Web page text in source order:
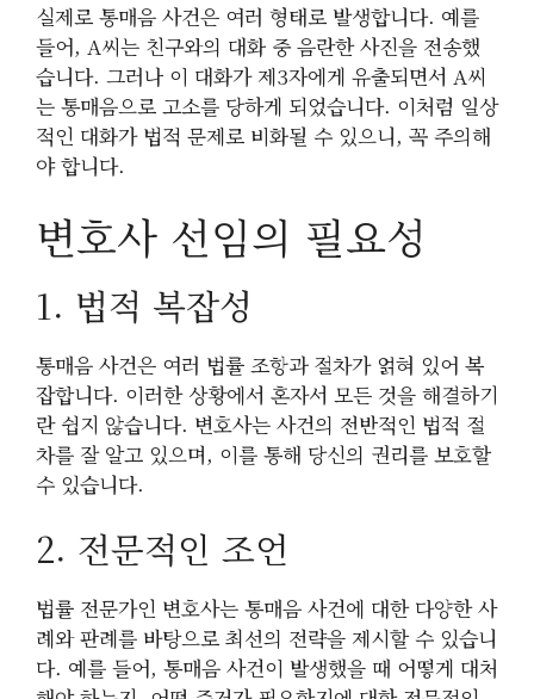
실제로 통매음 사건은 여러 형태로 발생합니다. 예를
들어, A씨는 친구와의 대화 중 음란한 사진을 전송했
습니다. 그러나 이 대화가 제3자에게 유출되면서 A씨
는 통매음으로 고소를 당하게 되었습니다. 이처럼 일상
적인 대화가 법적 문제로 비화될 수 있으니, 꼭 주의해
야 합니다.
변호사 선임의 필요성
1. 법적 복잡성
통매음 사건은 여러 법률 조항과 절차가 얽혀 있어 복
잡합니다. 이러한 상황에서 혼자서 모든 것을 해결하기
란 쉽지 않습니다. 변호사는 사건의 전반적인 법적 절
차를 잘 알고 있으며, 이를 통해 당신의 권리를 보호할
수 있습니다.
2. 전문적인 조언
법률 전문가인 변호사는 통매음 사건에 대한 다양한 사
례와 판례를 바탕으로 최선의 전략을 제시할 수 있습니
다. 예를 들어, 통매음 사건이 발생했을 때 어떻게 대처